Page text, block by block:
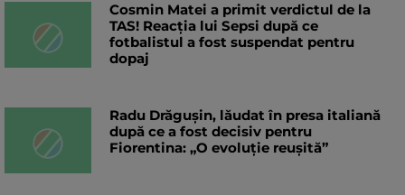
Cosmin Matei a primit verdictul de la
TAS! Reacția lui Sepsi după ce
fotbalistul a fost suspendat pentru
dopaj
Radu Drăgușin, lăudat în presa italiană
după ce a fost decisiv pentru
Fiorentina: „O evoluție reușită”